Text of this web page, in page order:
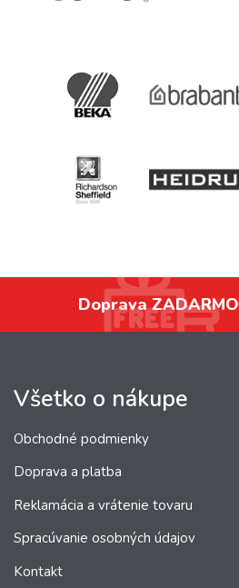
Doprava ZADARMO
Všetko o nákupe
Obchodné podmienky
Doprava a platba
Reklamácia a vrátenie tovaru
Spracúvanie osobných údajov
Kontakt